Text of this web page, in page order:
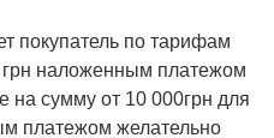
покупатель по тарифам
грн наложенным платежом
на сумму от 10 000грн для
платежом желательно